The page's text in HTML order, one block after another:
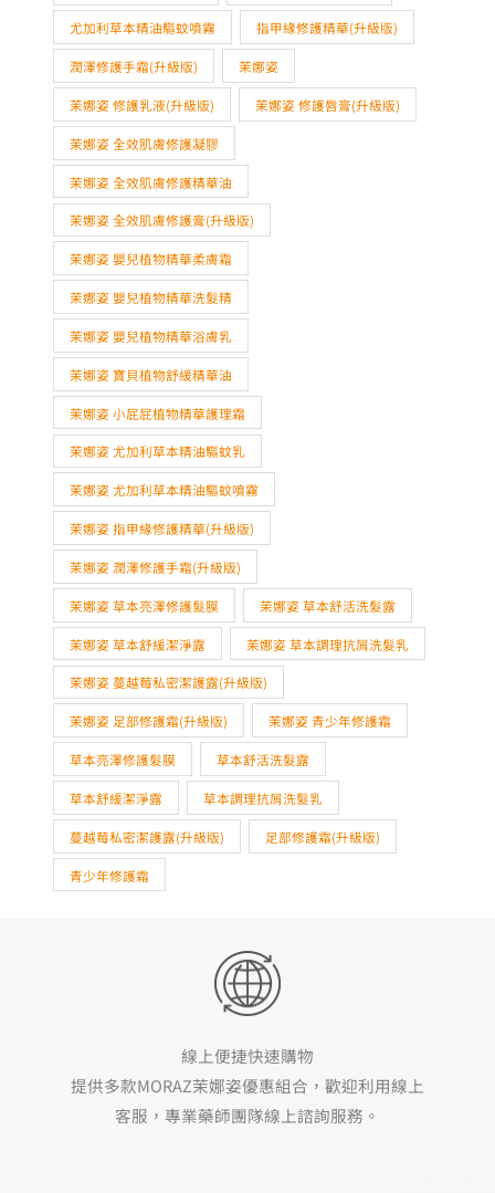
尤加利草本精油驅蚊噴霧 指甲緣修護精華(升級版)
潤澤修護手霜(升級版) 茉娜姿
茉娜姿 修護乳液(升級版) 茉娜姿 修護唇膏(升級版)
茉娜姿 全效肌膚修護凝膠
茉娜姿 全效肌膚修護精華油
茉娜姿 全效肌膚修護膏(升級版)
茉娜姿 嬰兒植物精華柔膚霜
茉娜姿 嬰兒植物精華洗髮精
茉娜姿 嬰兒植物精華浴膚乳
茉娜姿 寶貝植物舒緩精華油
茉娜姿 小屁屁植物精華護理霜
茉娜姿 尤加利草本精油驅蚊乳
茉娜姿 尤加利草本精油驅蚊噴霧
茉娜姿 指甲緣修護精華(升級版)
茉娜姿 潤澤修護手霜(升級版)
茉娜姿 草本亮澤修護髮膜 茉娜姿 草本舒活洗髮露
茉娜姿 草本舒緩潔淨露 茉娜姿 草本調理抗屑洗髮乳
茉娜姿 蔓越莓私密潔護露(升級版)
茉娜姿 足部修護霜(升級版) 茉娜姿 青少年修護霜
草本亮澤修護髮膜 草本舒活洗髮露
草本舒緩潔淨露 草本調理抗屑洗髮乳
蔓越莓私密潔護露(升級版) 足部修護霜(升級版)
青少年修護霜
線上便捷快速購物
提供多款MORAZ茉娜姿優惠組合，歡迎利用線上
客服，專業藥師團隊線上諮詢服務。